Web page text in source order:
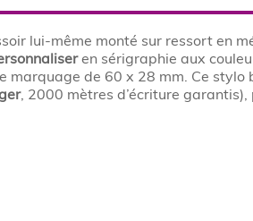
lui-même monté sur ressort en
en sérigraphie aux
marquage de 60 x 28 mm. Ce
, 2000 mètres d’écriture